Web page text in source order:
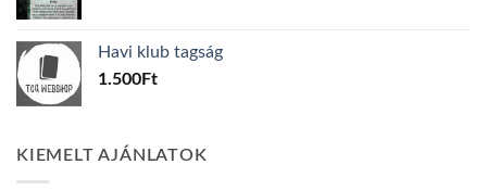
600Ft.100Ft.
Havi klub tagság
1.500Ft
KIEMELT AJÁNLATOK